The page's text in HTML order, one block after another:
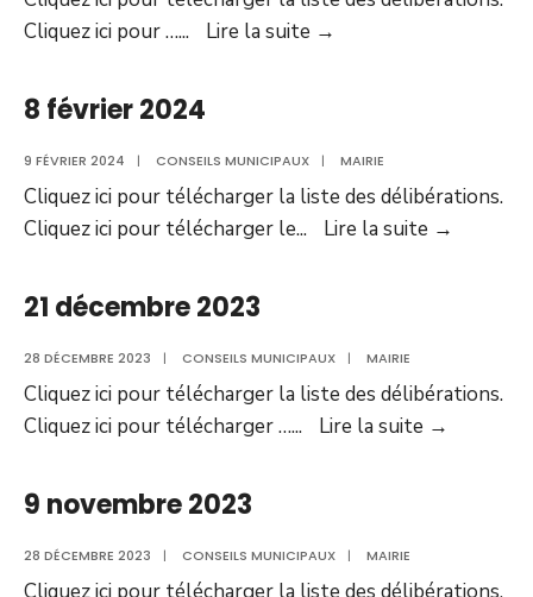
Cliquez ici pour …... Lire la suite →
8 février 2024
9 FÉVRIER 2024 | CONSEILS MUNICIPAUX | MAIRIE
Cliquez ici pour télécharger la liste des délibérations.
Cliquez ici pour télécharger le... Lire la suite →
21 décembre 2023
28 DÉCEMBRE 2023 | CONSEILS MUNICIPAUX | MAIRIE
Cliquez ici pour télécharger la liste des délibérations.
Cliquez ici pour télécharger …... Lire la suite →
9 novembre 2023
28 DÉCEMBRE 2023 | CONSEILS MUNICIPAUX | MAIRIE
Cliquez ici pour télécharger la liste des délibérations.